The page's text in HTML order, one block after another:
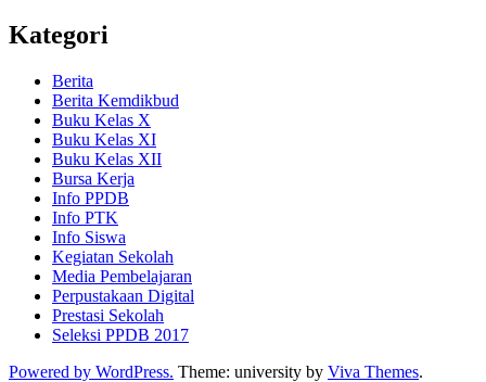
Kategori
Berita
Berita Kemdikbud
Buku Kelas X
Buku Kelas XI
Buku Kelas XII
Bursa Kerja
Info PPDB
Info PTK
Info Siswa
Kegiatan Sekolah
Media Pembelajaran
Perpustakaan Digital
Prestasi Sekolah
Seleksi PPDB 2017
Powered by WordPress. Theme: university by Viva Themes.